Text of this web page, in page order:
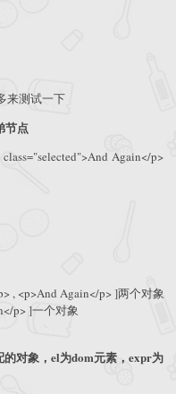
来测试一下
节点
Again</p>
, <p>And Again</p> ]两个对象
p> ]一个对象
对象，el为dom元素，expr为